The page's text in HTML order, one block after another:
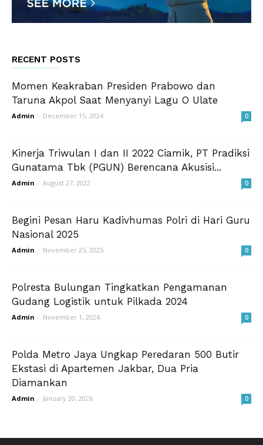
RECENT POSTS
Momen Keakraban Presiden Prabowo dan
Taruna Akpol Saat Menyanyi Lagu O Ulate
Admin - December 15, 2024 0
Kinerja Triwulan I dan II 2022 Ciamik, PT Pradiksi
Gunatama Tbk (PGUN) Berencana Akusisi...
Admin - August 27, 2022 0
Begini Pesan Haru Kadivhumas Polri di Hari Guru
Nasional 2025
Admin - November 25, 2025 0
Polresta Bulungan Tingkatkan Pengamanan
Gudang Logistik untuk Pilkada 2024
Admin - November 1, 2024 0
Polda Metro Jaya Ungkap Peredaran 500 Butir
Ekstasi di Apartemen Jakbar, Dua Pria
Diamankan
Admin - January 20, 2026 0